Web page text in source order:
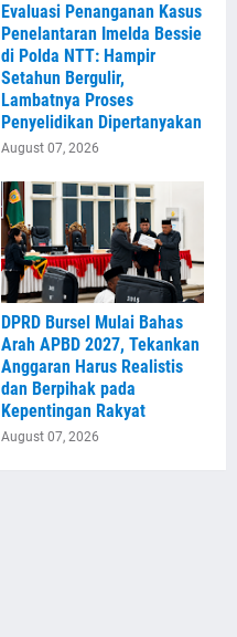
Evaluasi Penanganan Kasus
Penelantaran Imelda Bessie
di Polda NTT: Hampir
Setahun Bergulir,
Lambatnya Proses
Penyelidikan Dipertanyakan
August 07, 2026
DPRD Bursel Mulai Bahas
Arah APBD 2027, Tekankan
Anggaran Harus Realistis
dan Berpihak pada
Kepentingan Rakyat
August 07, 2026